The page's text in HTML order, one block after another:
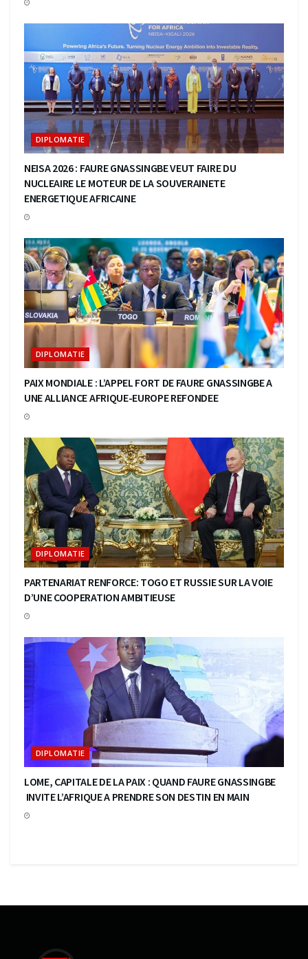
DIPLOMATIE
NEISA 2026 : FAURE GNASSINGBE VEUT FAIRE DU
NUCLEAIRE LE MOTEUR DE LA SOUVERAINETE
ENERGETIQUE AFRICAINE
DIPLOMATIE
PAIX MONDIALE : L’APPEL FORT DE FAURE GNASSINGBE A
UNE ALLIANCE AFRIQUE-EUROPE REFONDEE
DIPLOMATIE
PARTENARIAT RENFORCE: TOGO ET RUSSIE SUR LA VOIE
D’UNE COOPERATION AMBITIEUSE
DIPLOMATIE
LOME, CAPITALE DE LA PAIX : QUAND FAURE GNASSINGBE
INVITE L’AFRIQUE A PRENDRE SON DESTIN EN MAIN